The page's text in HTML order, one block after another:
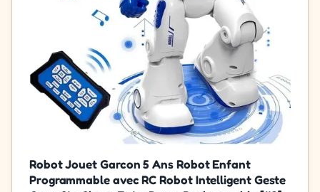
Robot Jouet Garcon 5 Ans Robot Enfant
Programmable avec RC Robot Intelligent Geste